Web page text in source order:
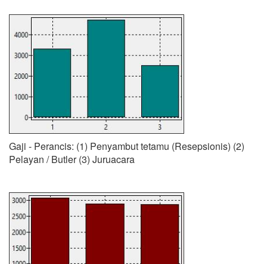
Gaji - Perancis: (1) Penyambut tetamu (Resepsionis) (2)
Pelayan / Butler (3) Juruacara